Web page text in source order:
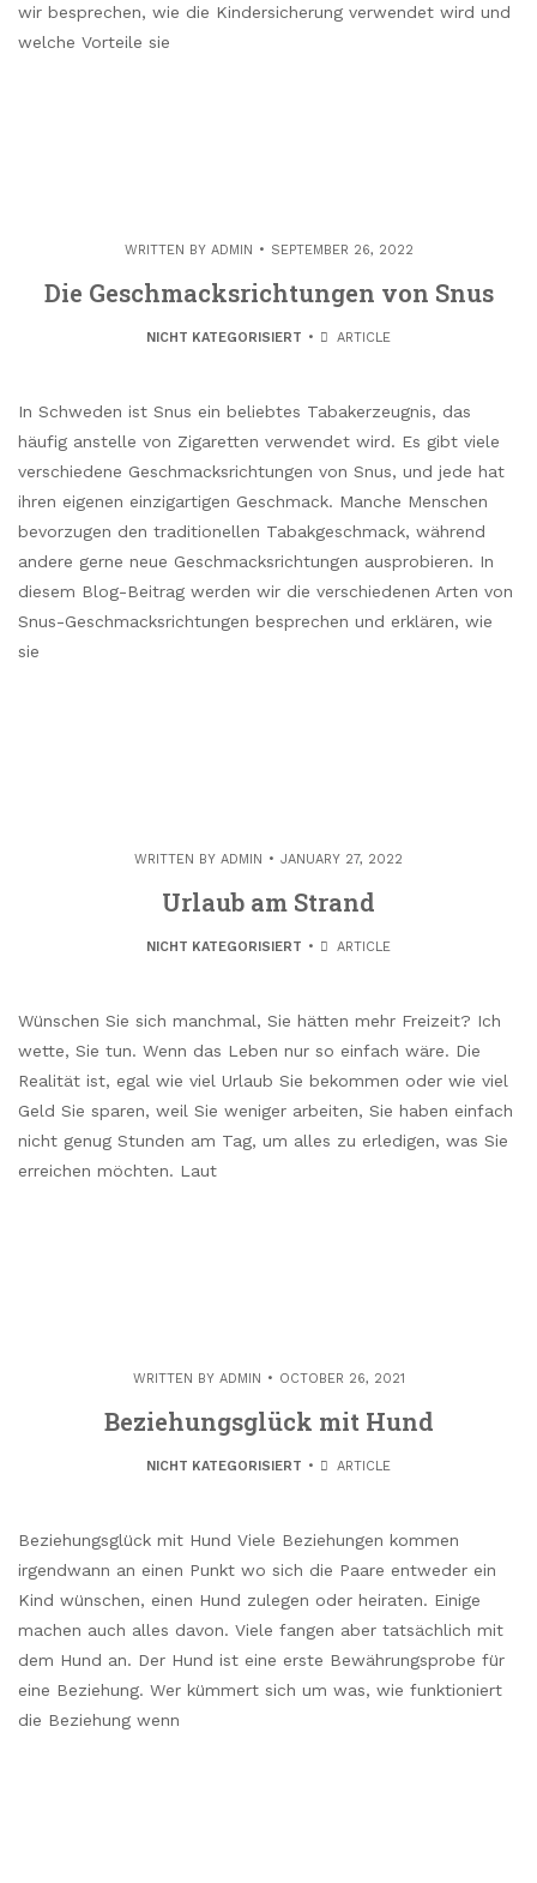
wir besprechen, wie die Kindersicherung verwendet wird und
welche Vorteile sie
WRITTEN BY ADMIN SEPTEMBER 26, 2022
Die Geschmacksrichtungen von Snus
NICHT KATEGORISIERT ARTICLE
In Schweden ist Snus ein beliebtes Tabakerzeugnis, das
häufig anstelle von Zigaretten verwendet wird. Es gibt viele
verschiedene Geschmacksrichtungen von Snus, und jede hat
ihren eigenen einzigartigen Geschmack. Manche Menschen
bevorzugen den traditionellen Tabakgeschmack, während
andere gerne neue Geschmacksrichtungen ausprobieren. In
diesem Blog-Beitrag werden wir die verschiedenen Arten von
Snus-Geschmacksrichtungen besprechen und erklären, wie
sie
WRITTEN BY ADMIN JANUARY 27, 2022
Urlaub am Strand
NICHT KATEGORISIERT ARTICLE
Wünschen Sie sich manchmal, Sie hätten mehr Freizeit? Ich
wette, Sie tun. Wenn das Leben nur so einfach wäre. Die
Realität ist, egal wie viel Urlaub Sie bekommen oder wie viel
Geld Sie sparen, weil Sie weniger arbeiten, Sie haben einfach
nicht genug Stunden am Tag, um alles zu erledigen, was Sie
erreichen möchten. Laut
WRITTEN BY ADMIN OCTOBER 26, 2021
Beziehungsglück mit Hund
NICHT KATEGORISIERT ARTICLE
Beziehungsglück mit Hund Viele Beziehungen kommen
irgendwann an einen Punkt wo sich die Paare entweder ein
Kind wünschen, einen Hund zulegen oder heiraten. Einige
machen auch alles davon. Viele fangen aber tatsächlich mit
dem Hund an. Der Hund ist eine erste Bewährungsprobe für
eine Beziehung. Wer kümmert sich um was, wie funktioniert
die Beziehung wenn